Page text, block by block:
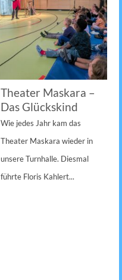
Theater Maskara –
Das Glückskind
Wie jedes Jahr kam das
Theater Maskara wieder in
unsere Turnhalle. Diesmal
führte Floris Kahlert...